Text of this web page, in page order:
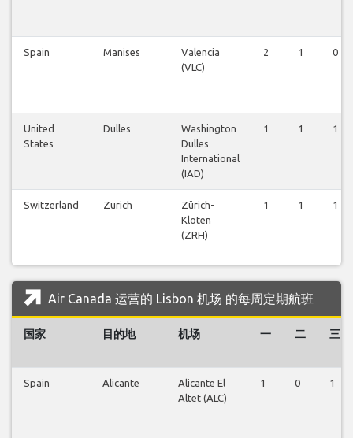
Spain Manises
Valencia
(VLC)
2 1 0
United
States
Dulles
Washington
Dulles
International
(IAD)
1 1 1
Switzerland Zurich
Zürich-
Kloten
(ZRH)
1 1 1
Air Canada 运营的 Lisbon 机场 的每周定期航班
国家 目的地 机场 一 二 三
Spain Alicante
Alicante El
Altet (ALC)
1 0 1